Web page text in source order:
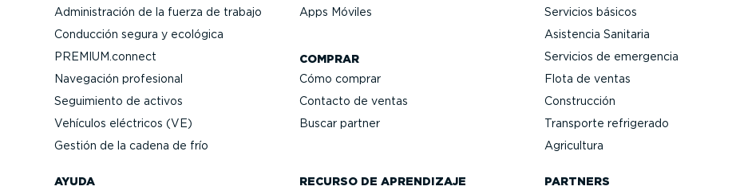
Adminis­tración de la fuerza de trabajo
Conducción segura y ecológica
PREMIUM.connect
Navegación profesional
Seguimiento de activos
Vehículos eléctricos (VE)
Gestión de la cadena de frío
Apps Móviles
COMPRAR
Cómo comprar
Contacto de ventas
Buscar partner
Servicios básicos
Asistencia Sanitaria
Servicios de emergencia
Flota de ventas
Construcción
Transporte refrigerado
Agricultura
AYUDA
RECURSO DE APRENDIZAJE
PARTNERS